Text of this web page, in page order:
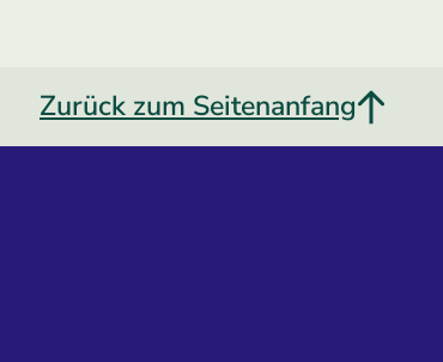
Zurück zum Seitenanfang